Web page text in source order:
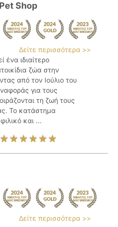
Shop
Δείτε περισσότερα >>
ένα ιδιαίτερο
ζώα στην
από τον Ιούλιο του
για τους
τη ζωή τους
Το κατάστημα
και ...
Δείτε περισσότερα >>